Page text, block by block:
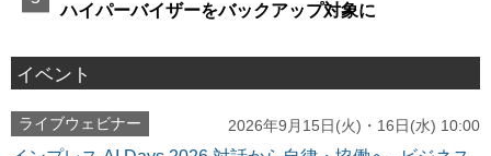
ハイパーバイザーをバックアップ対象に
イベント
ライブウェビナー 2026年9月15日(火)・16日(水) 10:00